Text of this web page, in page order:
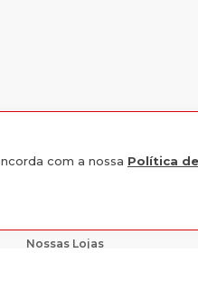
com a nossa Política
Nossas Lojas